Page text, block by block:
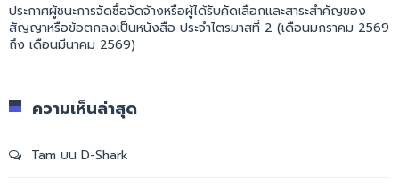
ประกาศผู้ชนะการจัดซื้อจัดจ้างหรือผู้ได้รับคัดเลือกและสาระสำคัญของ
สัญญาหรือข้อตกลงเป็นหนังสือ ประจำไตรมาสที่ 2 (เดือนมกราคม 2569
ถึง เดือนมีนาคม 2569)
ความเห็นล่าสุด
Tam บน D-Shark